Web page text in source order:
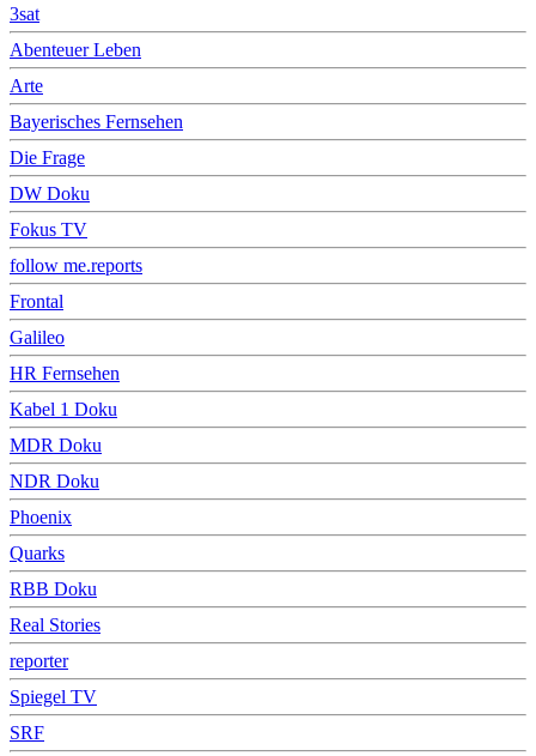
3sat
Abenteuer Leben
Arte
Bayerisches Fernsehen
Die Frage
DW Doku
Fokus TV
follow me.reports
Frontal
Galileo
HR Fernsehen
Kabel 1 Doku
MDR Doku
NDR Doku
Phoenix
Quarks
RBB Doku
Real Stories
reporter
Spiegel TV
SRF